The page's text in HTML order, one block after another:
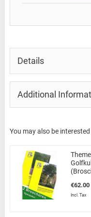
Details
Additional
You may also be
€62.00
Incl. Tax